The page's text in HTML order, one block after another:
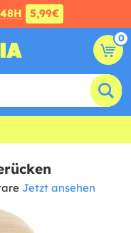
5,99€
0
Jetzt ansehen